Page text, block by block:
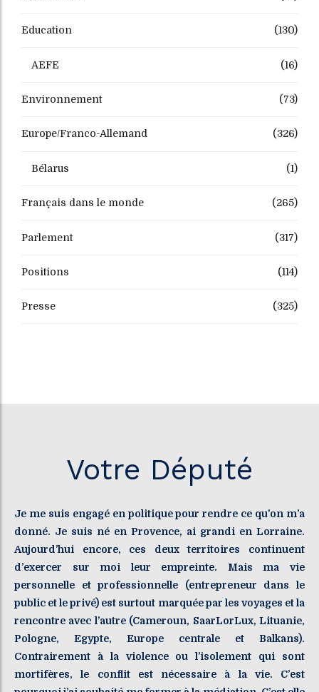
Education (130)
AEFE (16)
Environnement (73)
Europe/Franco-Allemand (326)
Bélarus (1)
Français dans le monde (265)
Parlement (317)
Positions (114)
Presse (325)
Votre Député
Je me suis engagé en politique pour rendre ce qu’on m’a
donné. Je suis né en Provence, ai grandi en Lorraine.
Aujourd’hui encore, ces deux territoires continuent
d’exercer sur moi leur empreinte. Mais ma vie
personnelle et professionnelle (entrepreneur dans le
public et le privé) est surtout marquée par les voyages et la
rencontre avec l’autre (Cameroun, SaarLorLux, Lituanie,
Pologne, Egypte, Europe centrale et Balkans).
Contrairement à la violence ou l’isolement qui sont
mortifères, le conflit est nécessaire à la vie. C’est